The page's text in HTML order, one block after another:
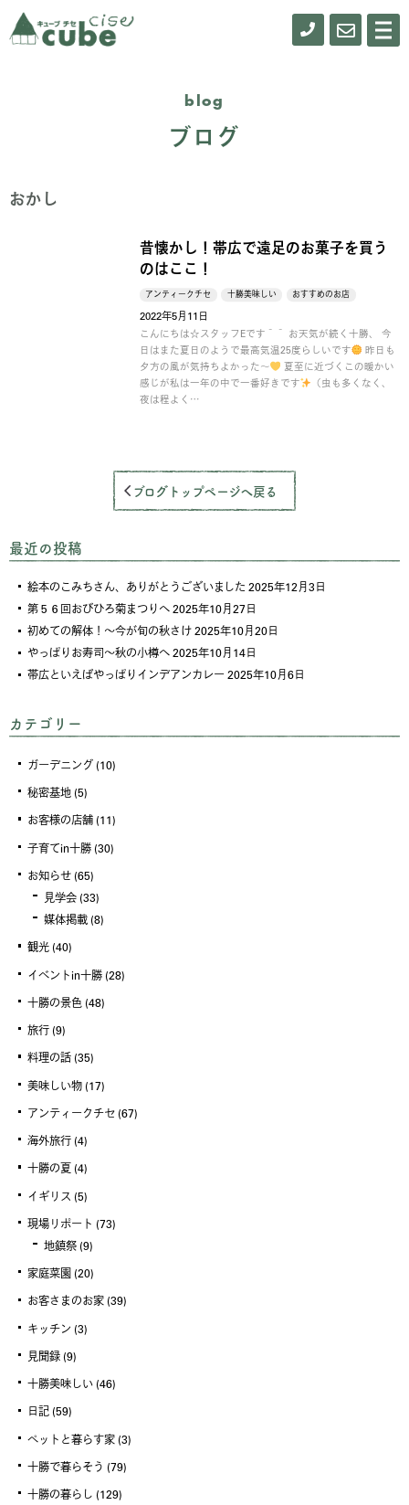
メ
ニ
0155- お
blog
ブログ
おかし
昔懐かし！帯広で遠足のお菓子を買う
のはここ！
アンティークチセ 十勝美味しい おすすめのお店
2022年5月11日
こんにちは☆スタッフEです＾＾ お天気が続く十勝、 今
日はまた夏日のようで最高気温25度らしいです
昨日も
夕方の風が気持ちよかった～
夏至に近づくこの暖かい
感じが私は一年の中で一番好きです
（虫も多くなく、
夜は程よく…
ブログトップページへ戻る
最近の投稿
絵本のこみちさん、ありがとうございました 2025年12月3日
第５６回おびひろ菊まつりへ2025年10月27日
初めての解体！～今が旬の秋さけ2025年10月20日
やっぱりお寿司～秋の小樽へ2025年10月14日
帯広といえばやっぱりインデアンカレー2025年10月6日
カテゴリー
ガーデニング (10)
秘密基地 (5)
お客様の店舗 (11)
子育てin十勝 (30)
お知らせ (65)
見学会 (33)
媒体掲載 (8)
観光 (40)
イベントin十勝 (28)
十勝の景色 (48)
旅行 (9)
料理の話 (35)
美味しい物 (17)
アンティークチセ (67)
海外旅行 (4)
十勝の夏 (4)
イギリス (5)
現場リポート (73)
地鎮祭 (9)
家庭菜園 (20)
お客さまのお家 (39)
キッチン (3)
見聞録 (9)
十勝美味しい (46)
日記 (59)
ペットと暮らす家 (3)
十勝で暮らそう (79)
十勝の暮らし (129)